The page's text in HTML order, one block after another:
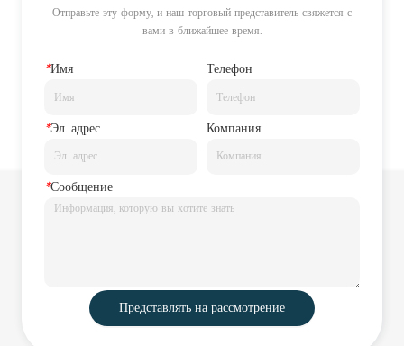
Отправьте эту форму, и наш торговый представитель свяжется с
вами в ближайшее время.
*Имя Телефон
*Эл. адрес Компания
*Сообщение
Представлять на рассмотрение